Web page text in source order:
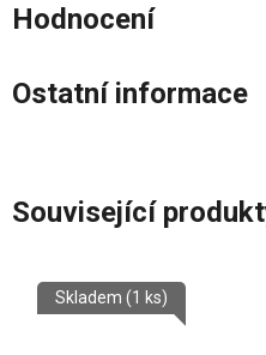
Hodnocení
Ostatní informace
Související
Skladem (1 ks)